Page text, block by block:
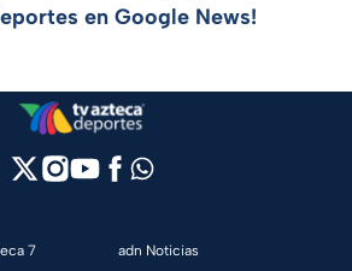
en Google News!
7
adn Noticias